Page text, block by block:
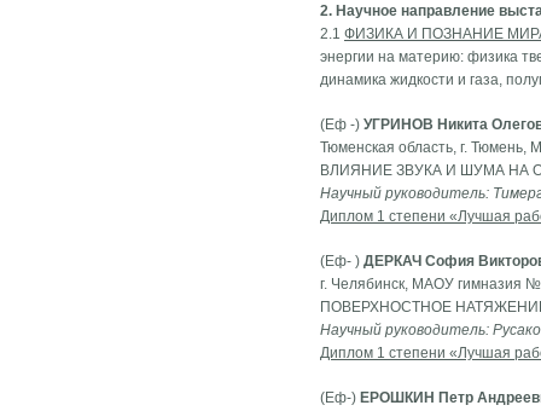
2. Научное направление
2.1 ФИЗИКА И ПОЗНАНИЕ
энергии на материю: физика
динамика жидкости и газа,
(Еф -) УГРИНОВ Никита
Тюменская область, г.
ВЛИЯНИЕ ЗВУКА И ШУМА НА
Научный руководитель:
Диплом 1 степени «Лучшая
(Еф- ) ДЕРКАЧ София
г. Челябинск, МАОУ гимназия №
ПОВЕРХНОСТНОЕ
Научный руководитель:
Диплом 1 степени «Лучшая
(Еф-) ЕРОШКИН Петр